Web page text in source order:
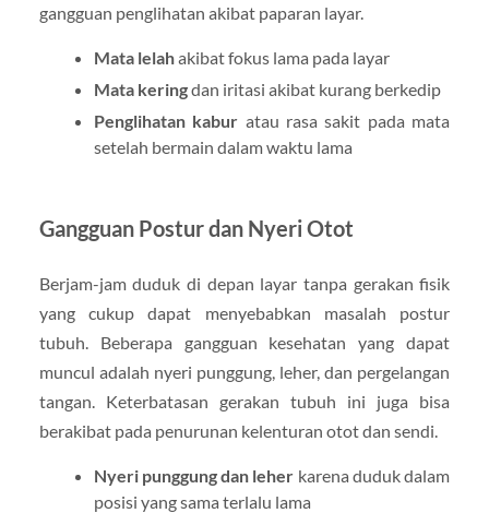
gangguan penglihatan akibat paparan layar.
Mata lelahakibat fokus lama pada layar
Mata keringdan iritasi akibat kurang berkedip
Penglihatan kabur atau rasa sakit pada mata
setelah bermain dalam waktu lama
Gangguan Postur dan Nyeri Otot
Berjam-jam duduk di depan layar tanpa gerakan fisik
yang cukup dapat menyebabkan masalah postur
tubuh. Beberapa gangguan kesehatan yang dapat
muncul adalah nyeri punggung, leher, dan pergelangan
tangan. Keterbatasan gerakan tubuh ini juga bisa
berakibat pada penurunan kelenturan otot dan sendi.
Nyeri punggung dan leher karena duduk dalam
posisi yang sama terlalu lama